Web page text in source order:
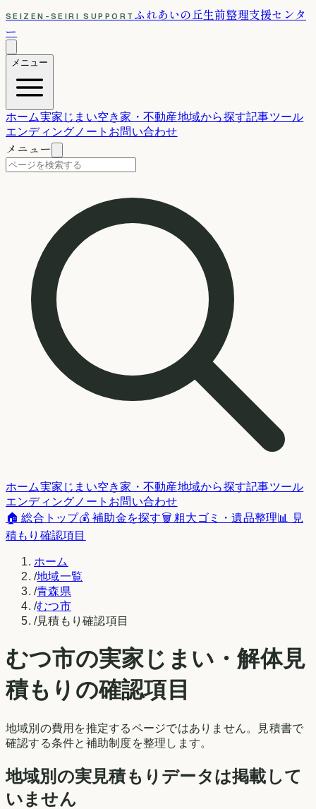
SEIZEN-SEIRI SUPPORT ふれあいの丘生前整理支援センタ
ー
メニュー
ホーム実家じまい空き家・不動産地域から探す記事ツール
エンディングノート お問い合わせ
メニュー
ホーム実家じまい空き家・不動産地域から探す記事ツール
エンディングノート お問い合わせ
🏠 総合トップ💰 補助金を探す🗑️ 粗大ゴミ・遺品整理📊 見
積もり確認項目
ホーム
/地域一覧
/青森県
/むつ市
/見積もり確認項目
むつ市の実家じまい・解体見
積もりの確認項目
地域別の費用を推定するページではありません。見積書で
確認する条件と補助制度を整理します。
地域別の実見積もりデータは掲載して
いません